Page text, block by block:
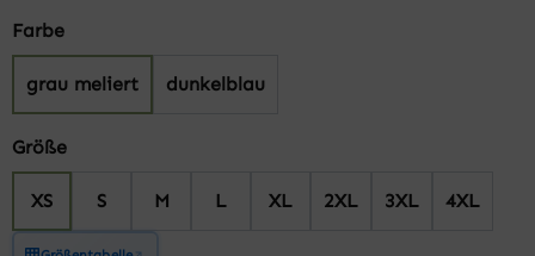
Farbeauswählen
grau meliert dunkelblau
Größeauswählen
XS S M L XL 2XL 3XL 4XL